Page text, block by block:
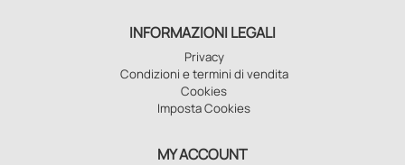
INFORMAZIONI LEGALI
Privacy
Condizioni e termini di vendita
Cookies
Imposta Cookies
MY ACCOUNT